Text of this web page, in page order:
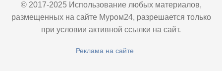
© 2017-2025 Использование любых материалов,
размещенных на сайте Муром24, разрешается только
при условии активной ссылки на сайт.
Реклама на сайте